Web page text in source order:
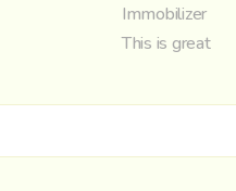
Immobilizer
This is great